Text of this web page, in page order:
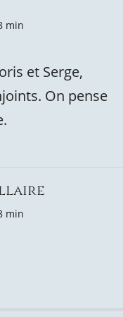
min
et Serge,
On pense
min